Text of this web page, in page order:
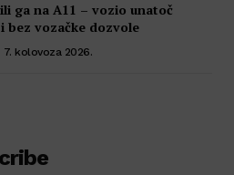
ga na A11 – vozio unatoč
bez vozačke dozvole
7. kolovoza 2026.